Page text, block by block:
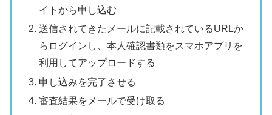
イトから申し込む
送信されてきたメールに記載されているURLか
らログインし、本人確認書類をスマホアプリを
利用してアップロードする
申し込みを完了させる
審査結果をメールで受け取る